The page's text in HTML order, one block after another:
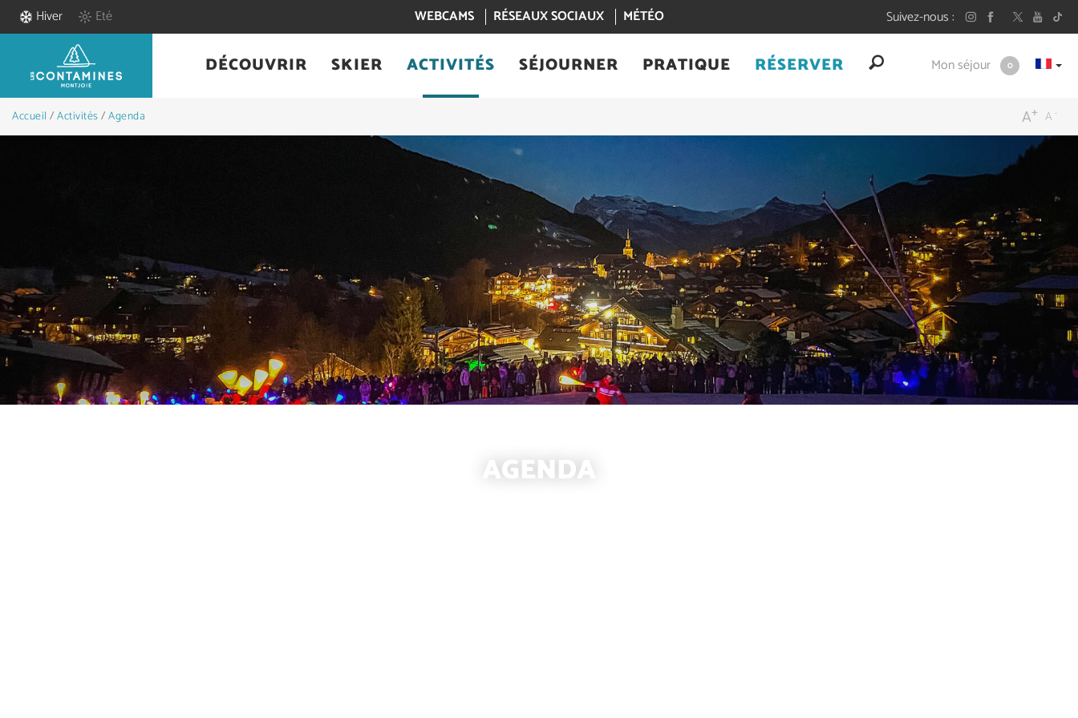
Hiver Eté WEBCAMS RÉSEAUX SOCIAUX MÉTÉO Suivez-nous
DÉCOUVRIR SKIER ACTIVITÉS SÉJOURNER PRATIQUE RÉSERVER Mon séjour 0
Accueil /Activités/Agenda -
A
+
A
AGENDA